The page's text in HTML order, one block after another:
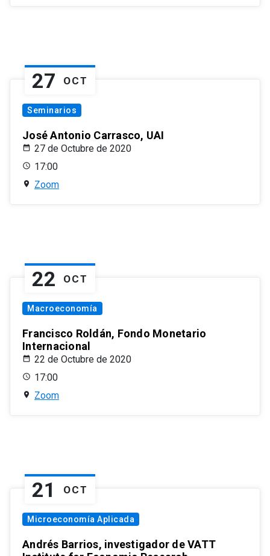
27 OCT
Seminarios
José Antonio Carrasco, UAI
27 de Octubre de 2020
17:00
Zoom
22 OCT
Macroeconomía
Francisco Roldán, Fondo Monetario
Internacional
22 de Octubre de 2020
17:00
Zoom
21 OCT
Microeconomía Aplicada
Andrés Barrios, investigador de VATT